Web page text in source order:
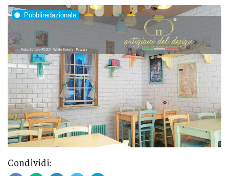
Pubbliredazionale
Condividi: